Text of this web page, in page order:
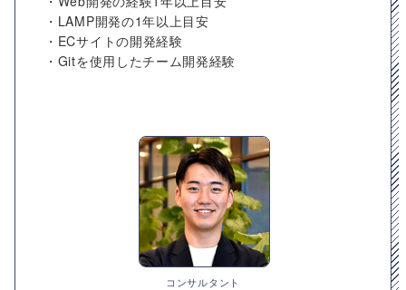
・LAMP開発の1年以上目安
・ECサイトの開発経験
・Gitを使用したチーム開発経験
コンサルタント